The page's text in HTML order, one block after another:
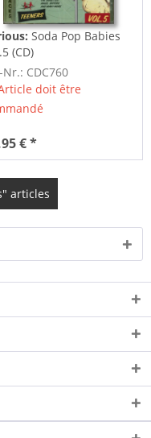
Soda Pop Babies
(CD)
CDC760
doit être
€ *
articles